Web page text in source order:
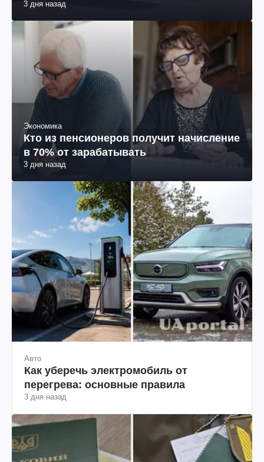
3 дня назад
Экономика
Кто из пенсионеров получит начисление
в 70% от зарабатывать
3 дня назад
Авто
Как уберечь электромобиль от
перегрева: основные правила
3 дня назад